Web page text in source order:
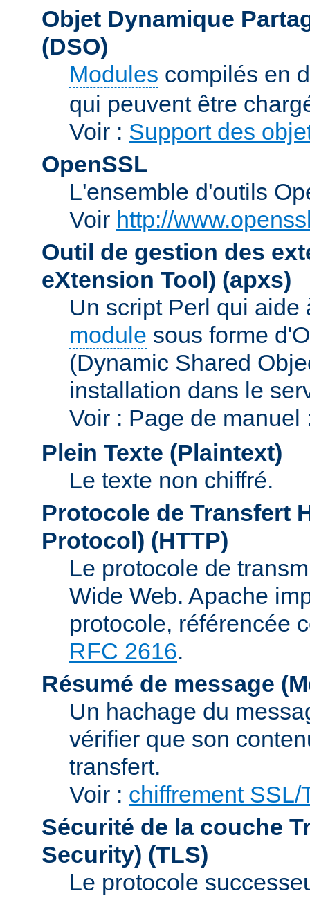
Objet Dynamique
(DSO)
Modules compilés en
qui peuvent être
Voir : Support des
OpenSSL
L'ensemble d'outils
Voir http://
Outil de gestion des
eXtension Tool) (apxs)
Un script Perl qui
module sous forme
(Dynamic Shared
installation dans le
Voir : Page de
Plein Texte (Plaintext)
Le texte non chiffré.
Protocole de Transfert
Protocol) (HTTP)
Le protocole de
Wide Web. Apache
protocole, référencée
RFC 2616.
Résumé de message
Un hachage du
vérifier que son
transfert.
Voir : chiffrement SSL/
Sécurité de la couche
Security) (TLS)
Le protocole